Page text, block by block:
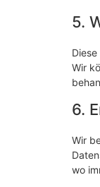
5.
Wir
6.
Wir
wo